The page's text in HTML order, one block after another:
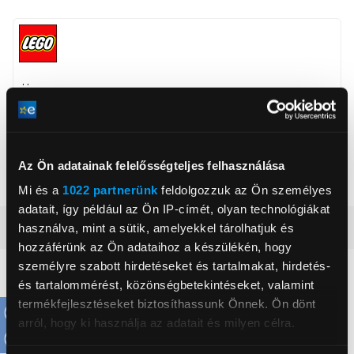
Az Ön adatainak felelősségteljes felhasználása
Mi és a 1022 partnerünk feldolgozzuk az Ön személyes
adatait, így például az Ön IP-címét, olyan technológiákat
használva, mint a sütik, amelyekkel tárolhatjuk és
hozzáférünk az Ön adataihoz a készülékén, hogy
személyre szabott hirdetéseket és tartalmakat, hirdetés-
és tartalommérést, közönségbetekintéseket, valamint
termékfejlesztéseket biztosíthassunk Önnek. Ön dönt
arról, hogy ki használja az adatait és milyen célra.
Részletes ismertető
Neked ajánljuk